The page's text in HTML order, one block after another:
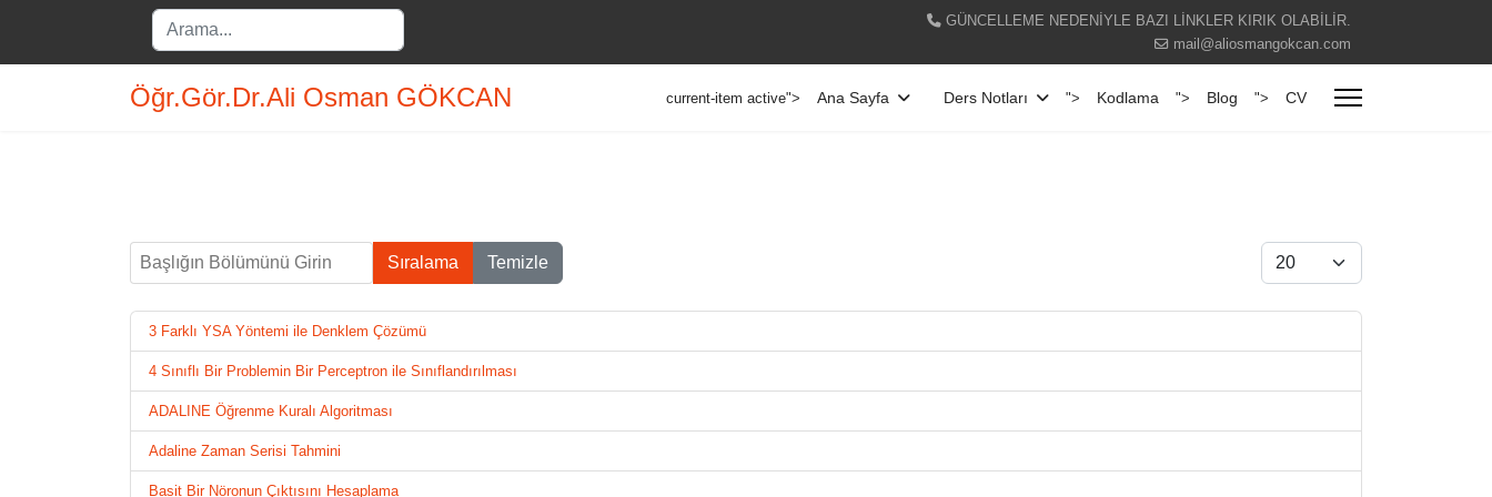
Search
...
GÜNCELLEME NEDENİYLE BAZI LİNKLER KIRIK OLABİLİR.
mail@aliosmangokcan.com
Öğr.Gör.Dr.Ali Osman GÖKCAN current-item active"> Ana Sayfa Ders Notları "> Kodlama "> Blog "> CV
Başlığın Bölümünü Girin
Sıralama Temizle
Göster #
3 Farklı YSA Yöntemi ile Denklem Çözümü
4 Sınıflı Bir Problemin Bir Perceptron ile Sınıflandırılması
ADALINE Öğrenme Kuralı Algoritması
Adaline Zaman Serisi Tahmini
Basit Bir Nöronun Çıktısını Hesaplama